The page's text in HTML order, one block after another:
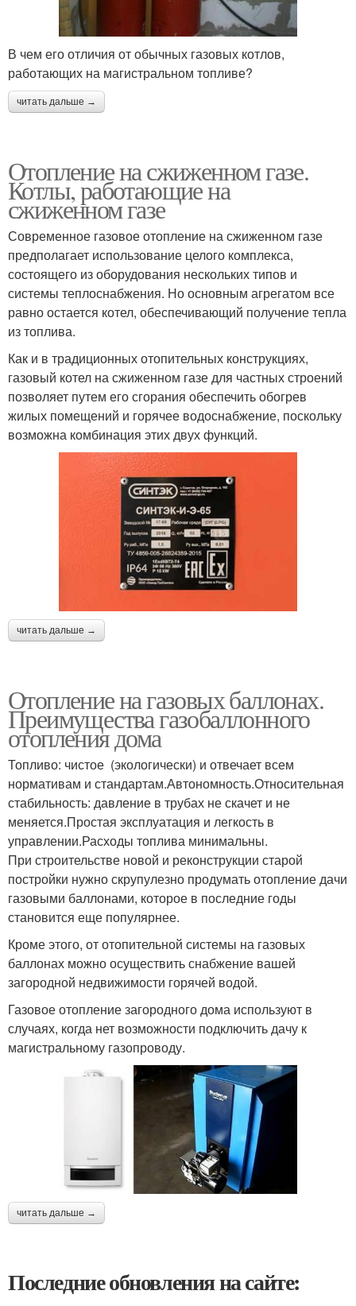
В чем его отличия от обычных газовых котлов,
работающих на магистральном топливе?
читать дальше →
Отопление на сжиженном газе.
Котлы, работающие на
сжиженном газе
Современное газовое отопление на сжиженном газе
предполагает использование целого комплекса,
состоящего из оборудования нескольких типов и
системы теплоснабжения. Но основным агрегатом все
равно остается котел, обеспечивающий получение тепла
из топлива.
Как и в традиционных отопительных конструкциях,
газовый котел на сжиженном газе для частных строений
позволяет путем его сгорания обеспечить обогрев
жилых помещений и горячее водоснабжение, поскольку
возможна комбинация этих двух функций.
читать дальше →
Отопление на газовых баллонах.
Преимущества газобаллонного
отопления дома
Топливо: чистое (экологически) и отвечает всем
нормативам и стандартам.Автономность.Относительная
стабильность: давление в трубах не скачет и не
меняется.Простая эксплуатация и легкость в
управлении.Расходы топлива минимальны.
При строительстве новой и реконструкции старой
постройки нужно скрупулезно продумать отопление дачи
газовыми баллонами, которое в последние годы
становится еще популярнее.
Кроме этого, от отопительной системы на газовых
баллонах можно осуществить снабжение вашей
загородной недвижимости горячей водой.
Газовое отопление загородного дома используют в
случаях, когда нет возможности подключить дачу к
магистральному газопроводу.
читать дальше →
Последние обновления на сайте: